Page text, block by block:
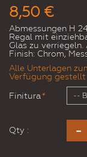
8,50 €
Abmessungen H
Regal mit
Glas zu
Finish: Chrom,
Alle Unterlagen
Verfügung gestellt
*
Finitura
Qty :